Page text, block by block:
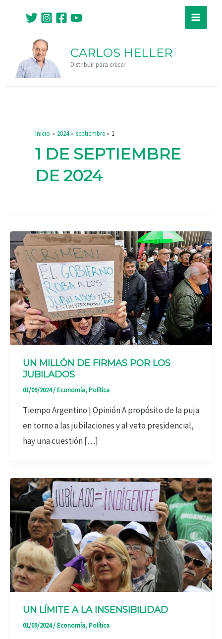
contenido
Main
CARLOS HELLER
Distribuir para crecer
Inicio 2024 septiembre 1
1 DE SEPTIEMBRE
DE 2024
UN MILLÓN DE FIRMAS POR LOS
JUBILADOS
01/09/2024/Economía,Política
Tiempo Argentino | Opinión A propósito de la puja
en torno a las jubilaciones y al veto presidencial,
hay una cuestión […]
UN LÍMITE A LA INSENSIBILIDAD
01/09/2024/Economía,Política